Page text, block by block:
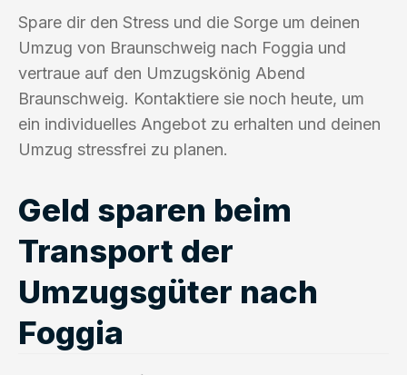
Spare dir den Stress und die Sorge um deinen
Umzug von Braunschweig nach Foggia und
vertraue auf den Umzugskönig Abend
Braunschweig. Kontaktiere sie noch heute, um
ein individuelles Angebot zu erhalten und deinen
Umzug stressfrei zu planen.
Geld sparen beim
Transport der
Umzugsgüter nach
Foggia